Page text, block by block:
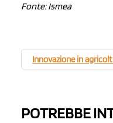
Fonte: Ismea
Innovazione in
POTREBBE